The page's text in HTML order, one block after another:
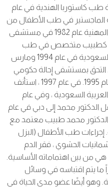
كاستوربا الهندية في عام
الماجستير في طب الأطفال من
نفس المؤسسة عام 1990. بدأ حياته المهنية عام 1982 في مستشفى
كطبيب متخصص في طب
الأطفال. انتقل إلى المملكة العربية السعودية في عام 1994 ومارس
بمستشفى إحالة حكومي
في المملكة العربية السعودية في عام 1995. في عام 1997 ، استأنف
السعودية ، وفي عام
الدكتور محمد إلى دبي في عام
الدكتور محمد طبيب معتمد مع
إجراءات طب الأطفال (البزل
الحشوي ، فقر الدم
هي من بين اهتماماته الأساسية.
ما يتم اقتباسه في وسائل
وهو أيضًا عضو مدى الحياة في